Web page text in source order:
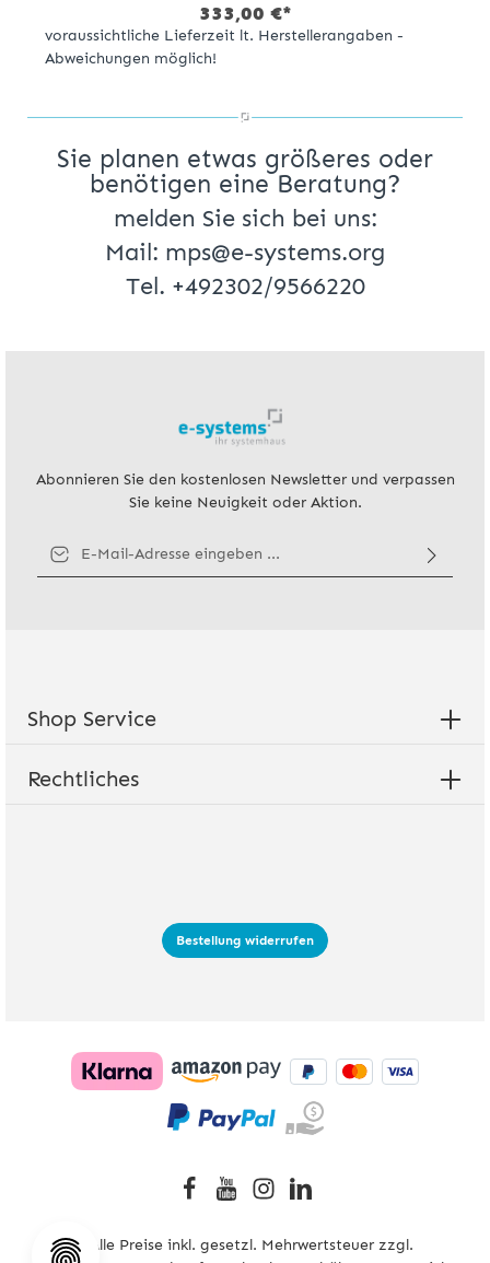
333,00 €*
voraussichtliche Lieferzeit lt. Herstellerangaben -
Abweichungen möglich!
Sie planen etwas größeres oder
benötigen eine Beratung?
melden Sie sich bei uns:
Mail: mps@e-systems.org
Tel. +492302/9566220
Abonnieren Sie den kostenlosen Newsletter und verpassen
Sie keine Neuigkeit oder Aktion.
E-Mail-Adresse*
Shop Service
Rechtliches
Bestellung widerrufen
* Alle Preise inkl. gesetzl. Mehrwertsteuer zzgl.